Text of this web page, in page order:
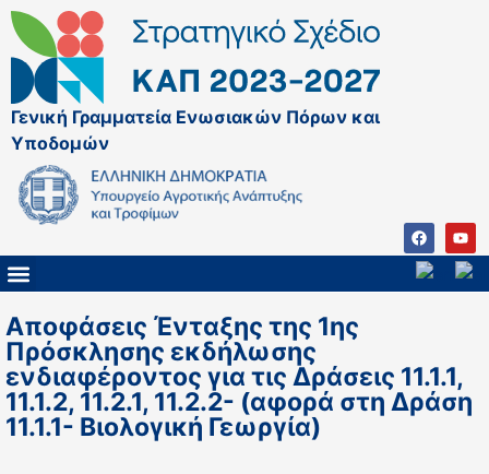
Γενική Γραμματεία Ενωσιακών Πόρων και
Υποδομών
Αποφάσεις Ένταξης της 1ης
Πρόσκλησης εκδήλωσης
ενδιαφέροντος για τις Δράσεις 11.1.1,
11.1.2, 11.2.1, 11.2.2- (αφορά στη Δράση
11.1.1- Βιολογική Γεωργία)